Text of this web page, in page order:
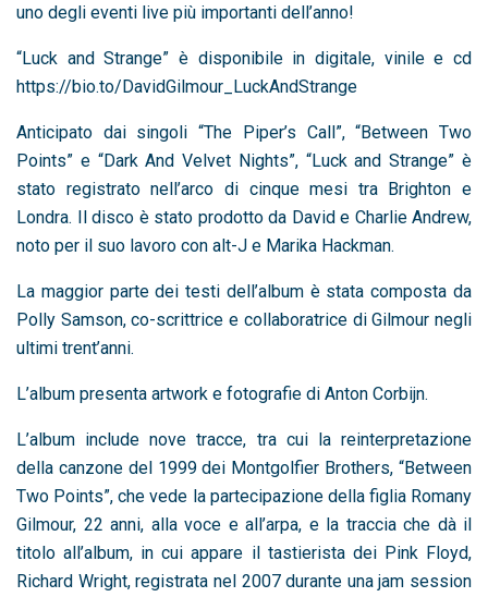
uno degli eventi live più importanti dell’anno!
“Luck and Strange” è disponibile in digitale, vinile e cd
https://bio.to/DavidGilmour_LuckAndStrange
Anticipato dai singoli “The Piper’s Call”, “Between Two
Points” e “Dark And Velvet Nights”, “Luck and Strange” è
stato registrato nell’arco di cinque mesi tra Brighton e
Londra. Il disco è stato prodotto da David e Charlie Andrew,
noto per il suo lavoro con alt-J e Marika Hackman.
La maggior parte dei testi dell’album è stata composta da
Polly Samson, co-scrittrice e collaboratrice di Gilmour negli
ultimi trent’anni.
L’album presenta artwork e fotografie di Anton Corbijn.
L’album include nove tracce, tra cui la reinterpretazione
della canzone del 1999 dei Montgolfier Brothers, “Between
Two Points”, che vede la partecipazione della figlia Romany
Gilmour, 22 anni, alla voce e all’arpa, e la traccia che dà il
titolo all’album, in cui appare il tastierista dei Pink Floyd,
Richard Wright, registrata nel 2007 durante una jam session